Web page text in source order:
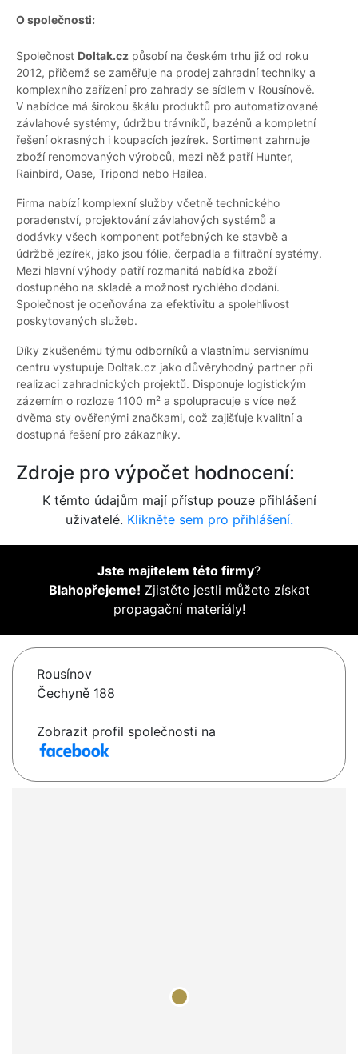
O společnosti:
Společnost Doltak.cz působí na českém trhu již od roku
2012, přičemž se zaměřuje na prodej zahradní techniky a
komplexního zařízení pro zahrady se sídlem v Rousínově.
V nabídce má širokou škálu produktů pro automatizované
závlahové systémy, údržbu trávníků, bazénů a kompletní
řešení okrasných i koupacích jezírek. Sortiment zahrnuje
zboží renomovaných výrobců, mezi něž patří Hunter,
Rainbird, Oase, Tripond nebo Hailea.
Firma nabízí komplexní služby včetně technického
poradenství, projektování závlahových systémů a
dodávky všech komponent potřebných ke stavbě a
údržbě jezírek, jako jsou fólie, čerpadla a filtrační systémy.
Mezi hlavní výhody patří rozmanitá nabídka zboží
dostupného na skladě a možnost rychlého dodání.
Společnost je oceňována za efektivitu a spolehlivost
poskytovaných služeb.
Díky zkušenému týmu odborníků a vlastnímu servisnímu
centru vystupuje Doltak.cz jako důvěryhodný partner při
realizaci zahradnických projektů. Disponuje logistickým
zázemím o rozloze 1100 m² a spolupracuje s více než
dvěma sty ověřenými značkami, což zajišťuje kvalitní a
dostupná řešení pro zákazníky.
Zdroje pro výpočet hodnocení:
K těmto údajům mají přístup pouze přihlášení
uživatelé. Klikněte sem pro přihlášení.
Jste majitelem této firmy?
Blahopřejeme! Zjistěte jestli můžete získat
propagační materiály!
Rousínov
Čechyně 188
Zobrazit profil společnosti na